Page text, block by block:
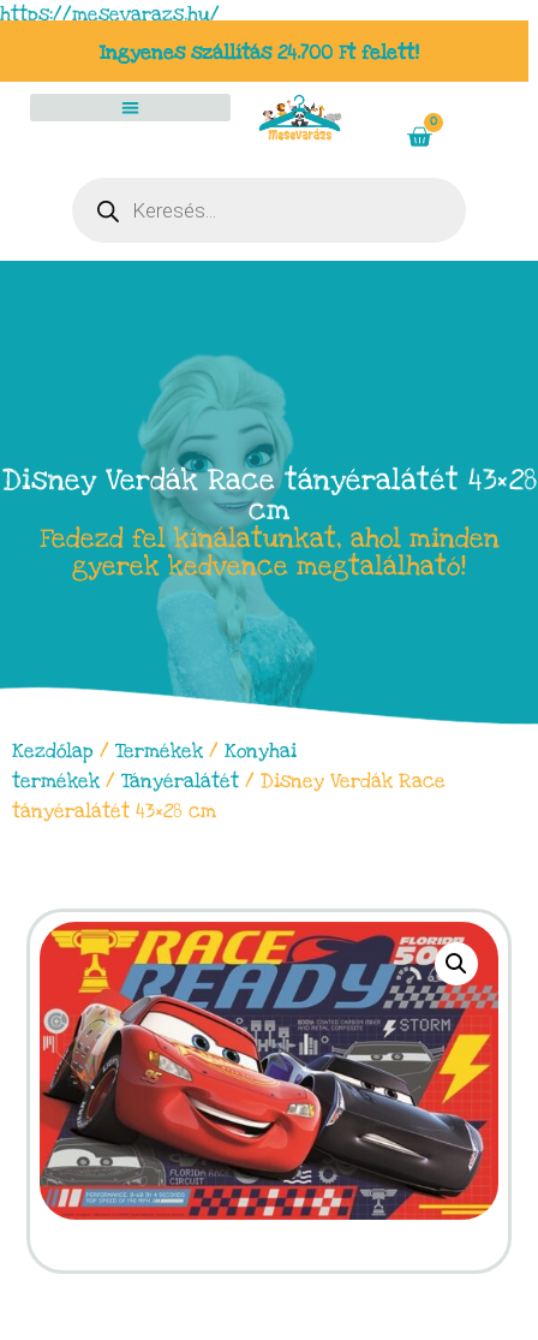
https://mesevarazs.hu/
Ingyenes szállítás 24.700 Ft felett!
0
Disney Verdák Race tányéralátét 43×28
cm
Fedezd fel kínálatunkat, ahol minden
gyerek kedvence megtalálható!
Kezdőlap / Termékek / Konyhai
termékek / Tányéralátét / Disney Verdák Race
tányéralátét 43×28 cm